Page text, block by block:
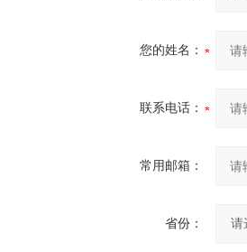
您的姓名：
联系电话：
常用邮箱：
省份：